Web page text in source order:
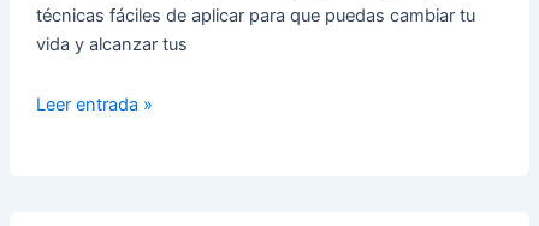
técnicas fáciles de aplicar para que puedas cambiar tu
vida y alcanzar tus
¿Cómo
Leer entrada »